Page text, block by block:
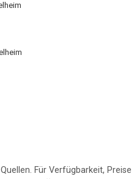
Für Verfügbarkeit, Preise